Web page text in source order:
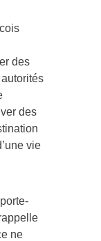
des
des
vie
ne